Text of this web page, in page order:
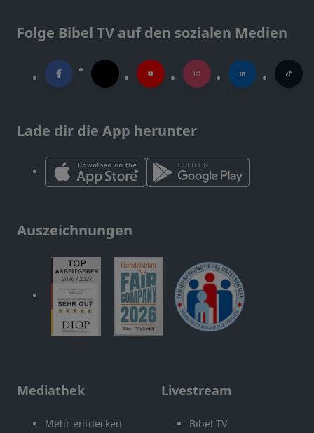
Folge Bibel TV auf den sozialen Medien
Lade dir die App herunter
Auszeichnungen
Mediathek
Mehr entdecken
Livestream
Bibel TV